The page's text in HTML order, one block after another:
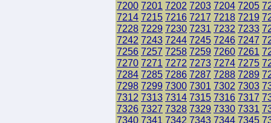
7200 7201 7202 7203 7204 7205
7214 7215 7216 7217 7218 7219
7228 7229 7230 7231 7232 7233
7242 7243 7244 7245 7246 7247
7256 7257 7258 7259 7260 7261
7270 7271 7272 7273 7274 7275
7284 7285 7286 7287 7288 7289
7298 7299 7300 7301 7302 7303
7312 7313 7314 7315 7316 7317
7326 7327 7328 7329 7330 7331
7340 7341 7342 7343 7344 7345